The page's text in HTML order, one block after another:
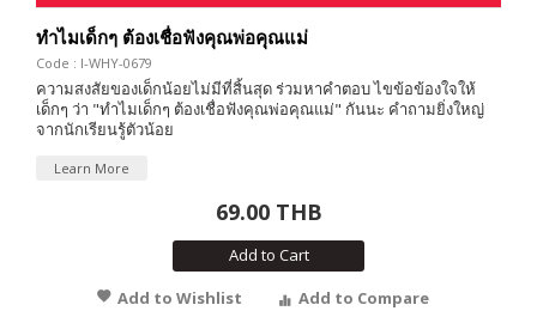
ทำไมเด็กๆ ต้องเชื่อฟังคุณพ่อคุณแม่
Code : I-WHY-0679
ความสงสัยของเด็กน้อยไม่มีที่สิ้นสุด ร่วมหาคำตอบ ไขข้อข้องใจให้
เด็กๆ ว่า "ทำไมเด็กๆ ต้องเชื่อฟังคุณพ่อคุณแม่" กันนะ คำถามยิ่งใหญ่
จากนักเรียนรู้ตัวน้อย
Learn More
69.00 THB
Add to Cart
Add to Wishlist
Add to Compare